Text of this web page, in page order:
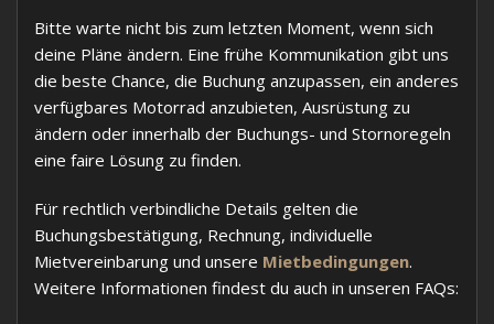
Bitte warte nicht bis zum letzten Moment, wenn sich
deine Pläne ändern. Eine frühe Kommunikation gibt uns
die beste Chance, die Buchung anzupassen, ein anderes
verfügbares Motorrad anzubieten, Ausrüstung zu
ändern oder innerhalb der Buchungs- und Stornoregeln
eine faire Lösung zu finden.
Für rechtlich verbindliche Details gelten die
Buchungsbestätigung, Rechnung, individuelle
Mietvereinbarung und unsere Mietbedingungen.
Weitere Informationen findest du auch in unseren FAQs: